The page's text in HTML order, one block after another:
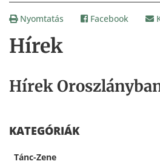
Hírek
Hírek
KATEGÓRIÁK
Tánc-Zene
Nyomtatás Facebook